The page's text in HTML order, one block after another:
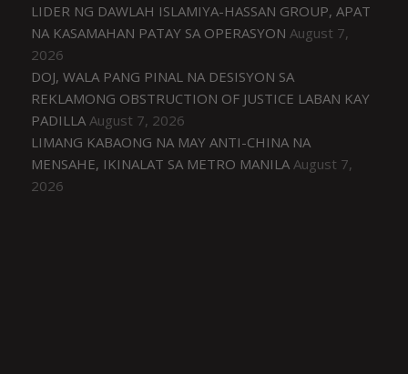
LIDER NG DAWLAH ISLAMIYA-HASSAN GROUP, APAT
NA KASAMAHAN PATAY SA OPERASYON August 7,
2026
DOJ, WALA PANG PINAL NA DESISYON SA
REKLAMONG OBSTRUCTION OF JUSTICE LABAN KAY
PADILLA August 7, 2026
LIMANG KABAONG NA MAY ANTI-CHINA NA
MENSAHE, IKINALAT SA METRO MANILA August 7,
2026